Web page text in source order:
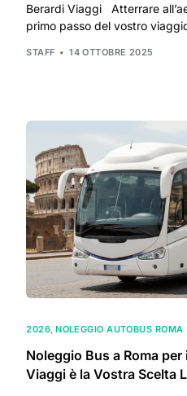
Berardi Viaggi Atterrare
primo passo del vostro
STAFF 14 OTTOBRE 2025
2026,NOLEGGIO AUTOBUS ROMA
Noleggio Bus a Roma
Viaggi è la Vostra Scelta